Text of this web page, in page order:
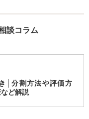
談コラム
│分割方法や評価方
ど解説